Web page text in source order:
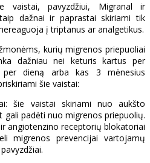
vaistai, pavyzdžiui, Migranal ir
dažnai ir paprastai skiriami tik
į triptanus ar analgetikus.
kurių migrenos priepuoliai
dažniau nei keturis kartus per
dieną arba kas 3 mėnesius
šie vaistai:
šie vaistai skiriami nuo aukšto
gali padėti nuo migrenos priepuolių.
angiotenzino receptorių blokatoriai
migrenos prevencijai vartojamų